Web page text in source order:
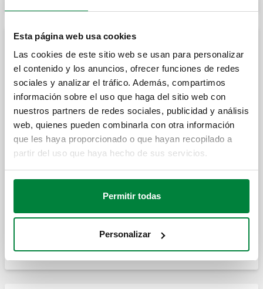
Esta página web usa cookies
Las cookies de este sitio web se usan para personalizar
el contenido y los anuncios, ofrecer funciones de redes
sociales y analizar el tráfico. Además, compartimos
información sobre el uso que haga del sitio web con
nuestros partners de redes sociales, publicidad y análisis
web, quienes pueden combinarla con otra información
que les haya proporcionado o que hayan recopilado a
partir del uso que haya hecho de sus servicios.
Permitir todas
Personalizar
Vaso de expansión soldado, para
instalaciones de ACS, certificado CE.
Vaso de expansión soldado, para
instalaciones de ACS, certificado CE.
instalaciones de ACS, certificado CE.